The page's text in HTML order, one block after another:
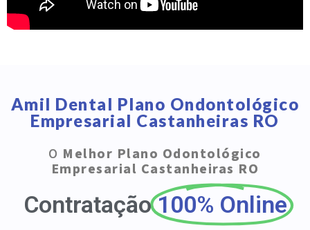
Amil Dental Plano Ondontológico
Empresarial Castanheiras RO
O Melhor Plano Odontológico
Empresarial Castanheiras RO
Contratação 100% Online